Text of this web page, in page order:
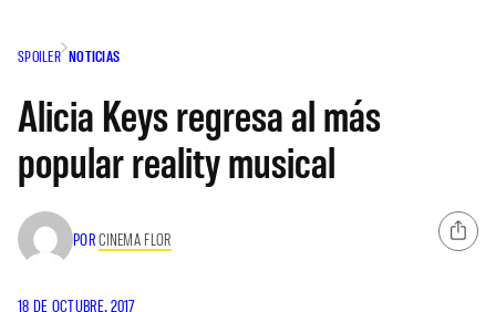
SPOILER NOTICIAS
Alicia Keys regresa al más
popular reality musical
PORCINEMA FLOR
18 DE OCTUBRE, 2017